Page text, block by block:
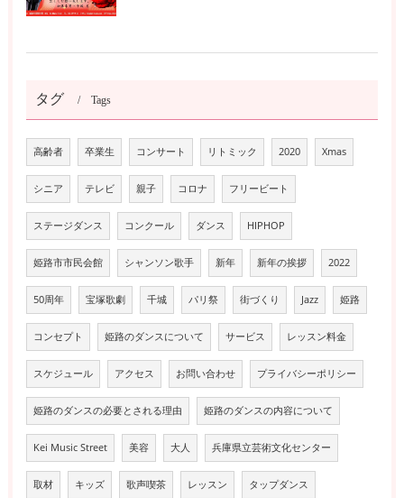
タグ Tags
高齢者 卒業生 コンサート リトミック 2020 Xmas
シニア テレビ 親子 コロナ フリービート
ステージダンス コンクール ダンス HIPHOP
姫路市市民会館 シャンソン歌手 新年 新年の挨拶 2022
50周年 宝塚歌劇 千城 パリ祭 街づくり Jazz 姫路
コンセプト 姫路のダンスについて サービス レッスン料金
スケジュール アクセス お問い合わせ プライバシーポリシー
姫路のダンスの必要とされる理由 姫路のダンスの内容について
Kei Music Street 美容 大人 兵庫県立芸術文化センター
取材 キッズ 歌声喫茶 レッスン タップダンス